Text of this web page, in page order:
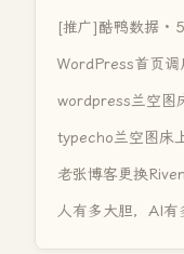
[推广]酷鸭数据 ·
WordPress首页调
wordpress兰空图
typecho兰空图床
老张博客更换
人有多大胆，AI有